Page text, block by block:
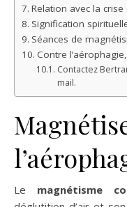
Relation avec la
Signification
Séances de
Contre
Contactez
mail.
Le magnétisme